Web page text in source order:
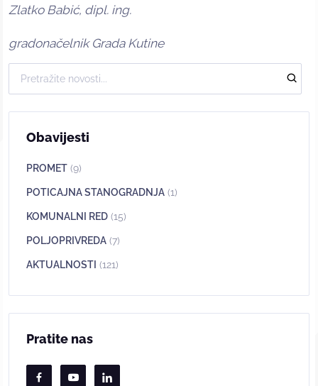
Zlatko Babić, dipl. ing.
gradonačelnik Grada Kutine
Obavijesti
PROMET (9)
POTICAJNA STANOGRADNJA (1)
KOMUNALNI RED (15)
POLJOPRIVREDA (7)
AKTUALNOSTI (121)
Pratite nas